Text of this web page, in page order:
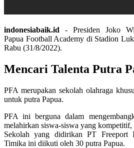
indonesiabaik.id - Presiden Joko
Papua Football Academy di Stadion
Rabu (31/8/2022).
Mencari Talenta Putra
PFA merupakan sekolah olahraga
untuk putra Papua.
PFA ini berguna dalam
melahirkan siswa-siswa yang kompetitif,
Sekolah yang didirikan PT Freeport
Timika ini diikuti oleh 30 putra Papua.